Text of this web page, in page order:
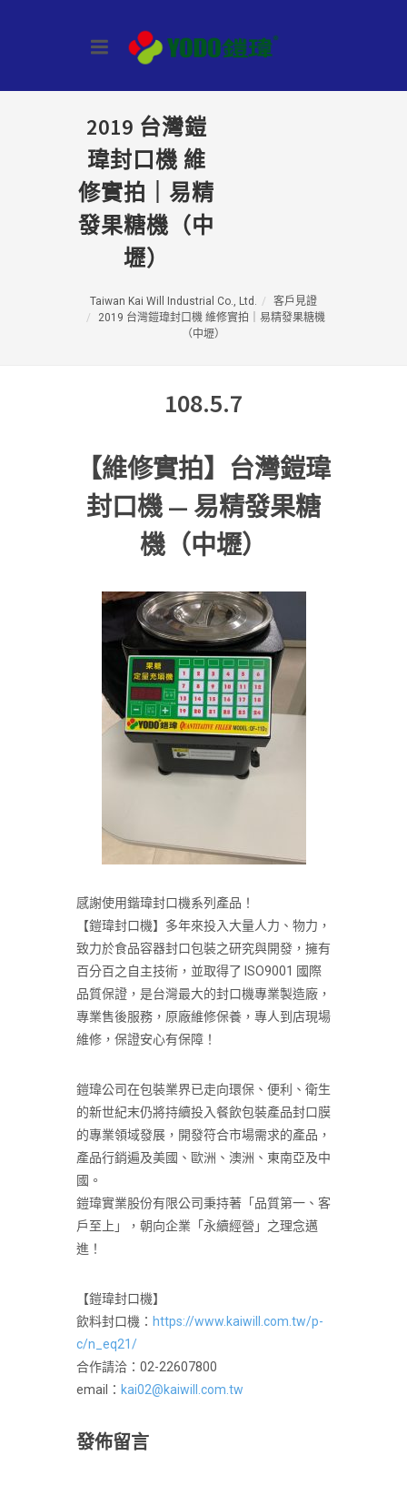
2019 台灣鎧
瑋封口機 維
修實拍｜易精
發果糖機（中
壢）
Taiwan Kai Will Industrial Co., Ltd.
客戶見證
2019 台灣鎧瑋封口機 維修實拍｜易精發果糖機
（中壢）
108.5.7
【維修實拍】台灣鎧瑋
封口機 — 易精發果糖
機（中壢）
感謝使用鍇瑋封口機系列產品！
【鎧瑋封口機】多年來投入大量人力、物力，
致力於食品容器封口包裝之研究與開發，擁有
百分百之自主技術，並取得了 ISO9001 國際
品質保證，是台灣最大的封口機專業製造廠，
專業售後服務，原廠維修保養，專人到店現場
維修，保證安心有保障！
鎧瑋公司在包裝業界已走向環保、便利、衛生
的新世紀末仍將持續投入餐飲包裝產品封口膜
的專業領域發展，開發符合市場需求的產品，
產品行銷遍及美國、歐洲、澳洲、東南亞及中
國。
鎧瑋實業股份有限公司秉持著「品質第一、客
戶至上」，朝向企業「永續經營」之理念邁
進！
【鎧瑋封口機】
飲料封口機： https://www.kaiwill.com.tw/p-
c/n_eq21/
合作請洽：02-22607800
email： kai02@kaiwill.com.tw
發佈留言